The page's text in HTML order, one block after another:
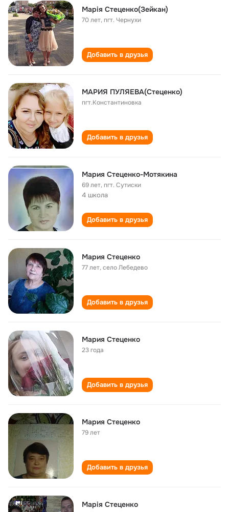
Марія Стеценко(Зейкан)
70 лет,пгт. Чернухи
Добавить в друзья
МАРИЯ ПУЛЯЕВА(Стеценко)
пгт.Константиновка
Добавить в друзья
Мария Стеценко-Мотякина
69 лет,пгт. Сутиски
4 школа
Добавить в друзья
Мария Стеценко
77 лет,село Лебедево
Добавить в друзья
Мария Стеценко
23 года
Добавить в друзья
Мария Стеценко
79 лет
Добавить в друзья
Марія Стеценко